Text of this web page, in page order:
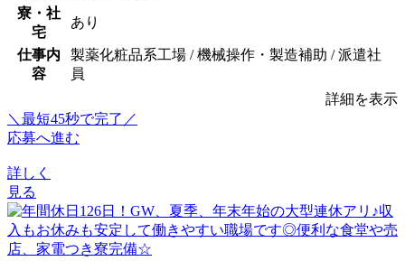
寮・社
宅
あり
仕事内
容
製薬化粧品系工場 / 機械操作・製造補助 / 派遣社
員
詳細を表示
＼最短45秒で完了／
応募へ進む
詳しく
見る